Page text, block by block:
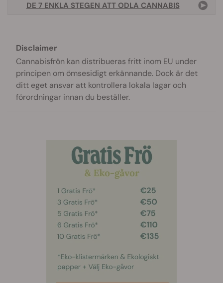
DE 7 ENKLA STEGEN ATT ODLA CANNABIS
Disclaimer
Cannabisfrön kan distribueras fritt inom EU under
principen om ömsesidigt erkännande. Dock är det
ditt eget ansvar att kontrollera lokala lagar och
förordningar innan du beställer.